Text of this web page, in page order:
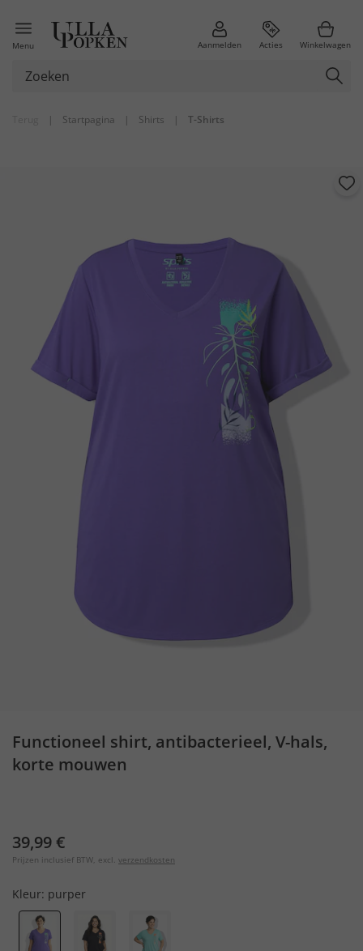
Menu Aanmelden Acties Winkelwagen
| Startpagina | Shirts | T-Shirts
Functioneel shirt, antibacterieel, V-hals,
korte mouwen
39,99 €
Prijzen inclusief BTW, excl. verzendkosten
Kleur: purper